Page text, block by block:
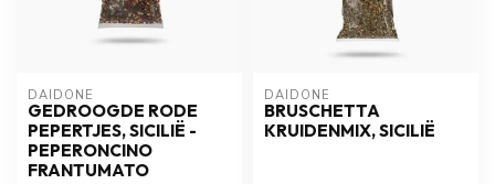
DAIDONE
GEDROOGDE RODE
PEPERTJES, SICILIË -
PEPERONCINO
FRANTUMATO
DAIDONE
BRUSCHETTA
KRUIDENMIX, SICILIË